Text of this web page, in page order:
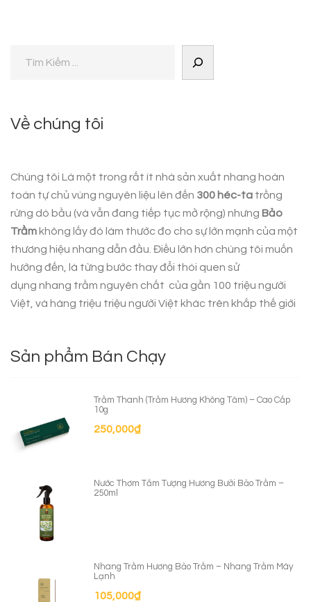
Về chúng tôi
Chúng tôi Là một trong rất ít nhà sản xuất nhang hoàn
toàn tự chủ vùng nguyên liệu lên đến 300 héc-ta trồng
rừng dó bầu (và vẫn đang tiếp tục mở rộng) nhưng Bảo
Trầm không lấy đó làm thước đo cho sự lớn mạnh của một
thương hiệu nhang dẫn đầu. Điều lớn hơn chúng tôi muốn
hướng đến, là từng bước thay đổi thói quen sử
dụng nhang trầm nguyên chất của gần 100 triệu người
Việt, và hàng triệu triệu người Việt khác trên khắp thế giới
Sản phẩm Bán Chạy
Trầm Thanh (Trầm Hương Không Tăm) – Cao Cấp
10g
250,000₫
Nước Thơm Tắm Tượng Hương Bưởi Bảo Trầm –
250ml
Nhang Trầm Hương Bảo Trầm – Nhang Trầm Máy
Lạnh
105,000₫